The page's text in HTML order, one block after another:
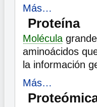
Más…
Proteína
Molécula
aminoácidos
la información
Más…